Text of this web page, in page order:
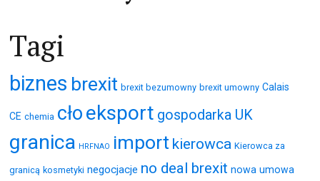
Tagi
biznes brexit brexit bezumowny brexit umowny Calais
CE chemia cłoeksport gospodarka UK
granica HRFNAO import kierowca Kierowca za
granicą kosmetyki negocjacje no deal brexit nowa umowa